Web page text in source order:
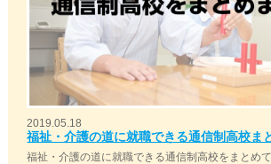
2019.05.18
福祉・介護の道に就職できる通信制高校ま
福祉・介護の道に就職できる通信制高校をまとめ